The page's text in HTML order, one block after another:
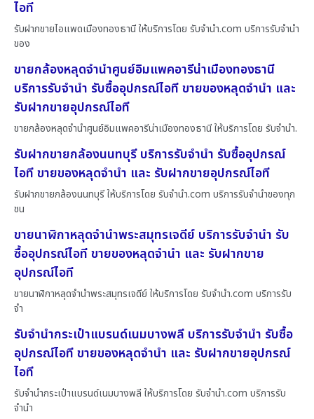
ไอที
รับฝากขายไอแพดเมืองทองธานี ให้บริการโดย รับจํานํา.com บริการรับจำนำ
ของ
ขายกล้องหลุดจำนำศูนย์อิมแพคอารีน่าเมืองทองธานี
บริการรับจำนำ รับซื้ออุปกรณ์ไอที ขายของหลุดจำนำ และ
รับฝากขายอุปกรณ์ไอที
ขายกล้องหลุดจำนำศูนย์อิมแพคอารีน่าเมืองทองธานี ให้บริการโดย รับจํานํา.
รับฝากขายกล้องนนทบุรี บริการรับจำนำ รับซื้ออุปกรณ์
ไอที ขายของหลุดจำนำ และ รับฝากขายอุปกรณ์ไอที
รับฝากขายกล้องนนทบุรี ให้บริการโดย รับจํานํา.com บริการรับจำนำของทุก
ชน
ขายนาฬิกาหลุดจำนำพระสมุทรเจดีย์ บริการรับจำนำ รับ
ซื้ออุปกรณ์ไอที ขายของหลุดจำนำ และ รับฝากขาย
อุปกรณ์ไอที
ขายนาฬิกาหลุดจำนำพระสมุทรเจดีย์ ให้บริการโดย รับจํานํา.com บริการรับ
จำ
รับจำนำกระเป๋าแบรนด์เนมบางพลี บริการรับจำนำ รับซื้อ
อุปกรณ์ไอที ขายของหลุดจำนำ และ รับฝากขายอุปกรณ์
ไอที
รับจำนำกระเป๋าแบรนด์เนมบางพลี ให้บริการโดย รับจํานํา.com บริการรับ
จำนำ